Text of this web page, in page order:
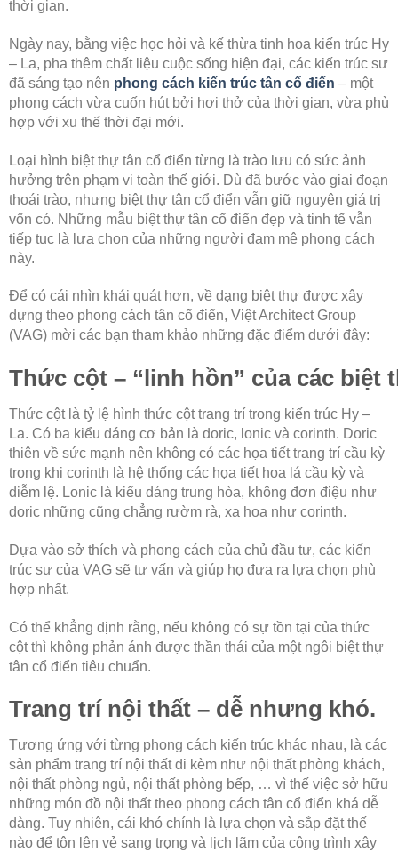
thời gian.
Ngày nay, bằng việc học hỏi và kế thừa tinh hoa kiến trúc Hy
– La, pha thêm chất liệu cuộc sống hiện đại, các kiến trúc sư
đã sáng tạo nên phong cách kiến trúc tân cổ điển – một
phong cách vừa cuốn hút bởi hơi thở của thời gian, vừa phù
hợp với xu thế thời đại mới.
Loại hình biệt thự tân cổ điển từng là trào lưu có sức ảnh
hưởng trên phạm vi toàn thế giới. Dù đã bước vào giai đoạn
thoái trào, nhưng biệt thự tân cổ điển vẫn giữ nguyên giá trị
vốn có. Những mẫu biệt thự tân cổ điển đẹp và tinh tế vẫn
tiếp tục là lựa chọn của những người đam mê phong cách
này.
Để có cái nhìn khái quát hơn, về dạng biệt thự được xây
dựng theo phong cách tân cổ điển, Việt Architect Group
(VAG) mời các bạn tham khảo những đặc điểm dưới đây:
Thức cột – “linh hồn” của các biệt
Thức cột là tỷ lệ hình thức cột trang trí trong kiến trúc Hy –
La. Có ba kiểu dáng cơ bản là doric, lonic và corinth. Doric
thiên về sức mạnh nên không có các họa tiết trang trí cầu kỳ
trong khi corinth là hệ thống các họa tiết hoa lá cầu kỳ và
diễm lệ. Lonic là kiểu dáng trung hòa, không đơn điệu như
doric những cũng chẳng rườm rà, xa hoa như corinth.
Dựa vào sở thích và phong cách của chủ đầu tư, các kiến
trúc sư của VAG sẽ tư vấn và giúp họ đưa ra lựa chọn phù
hợp nhất.
Có thể khẳng định rằng, nếu không có sự tồn tại của thức
cột thì không phản ánh được thần thái của một ngôi biệt thự
tân cổ điển tiêu chuẩn.
Trang trí nội thất – dễ nhưng khó.
Tương ứng với từng phong cách kiến trúc khác nhau, là các
sản phẩm trang trí nội thất đi kèm như nội thất phòng khách,
nội thất phòng ngủ, nội thất phòng bếp, … vì thế việc sở hữu
những món đồ nội thất theo phong cách tân cổ điển khá dễ
dàng. Tuy nhiên, cái khó chính là lựa chọn và sắp đặt thế
nào để tôn lên vẻ sang trọng và lịch lãm của công trình xây